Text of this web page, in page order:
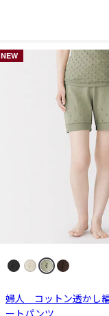
婦人 コットン透かし
ートパンツ
NEW